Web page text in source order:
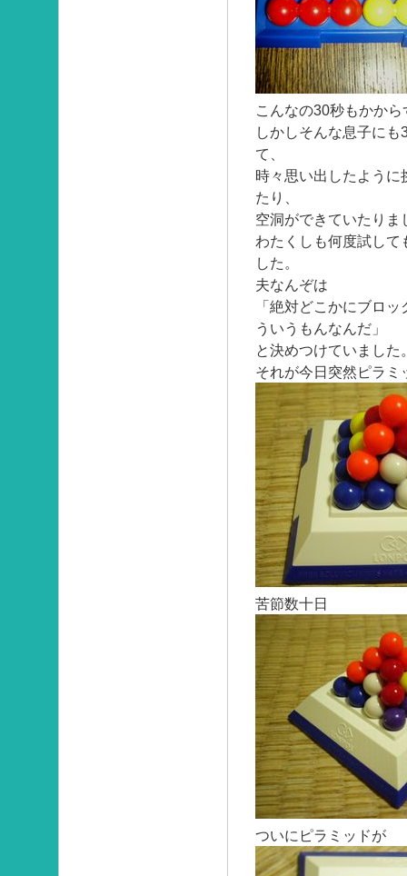
こんなの30秒もかか
しかしそんな息子に
て、
時々思い出したよう
たり、
空洞ができていたりま
わたくしも何度試し
した。
夫なんぞは
「絶対どこかにブロ
ういうもんなんだ」
と決めつけていました
それが今日突然ピラ
苦節数十日
ついにピラミッドが